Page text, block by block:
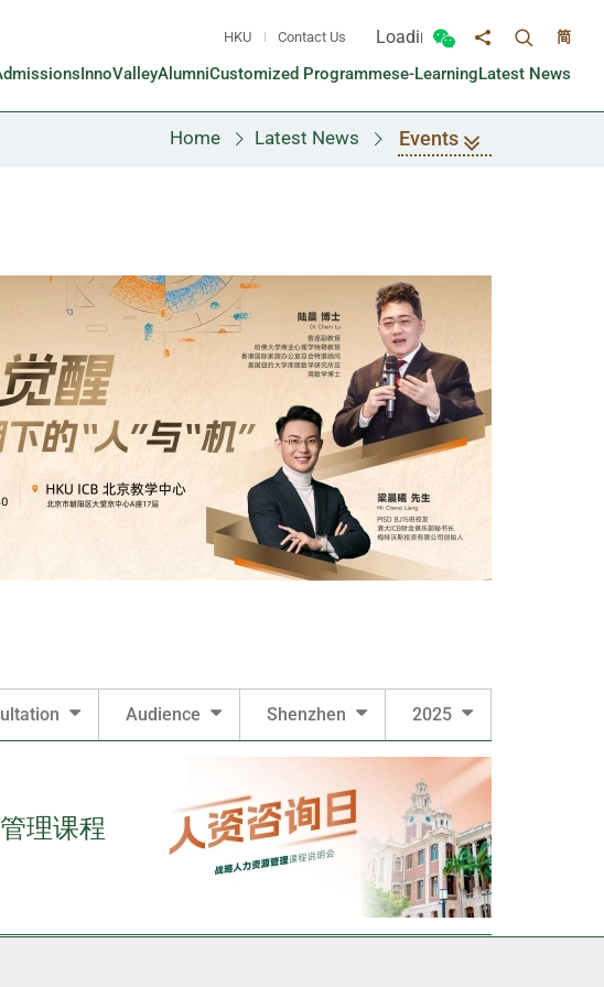
HKU Contact Us Loading...
Toggle Wechat panel
Share toToggle
简
InnoValleyAlumniCustomized Programmese-LearningLatest News
Home Latest News Events
Audience Shenzhen 2025
理课程